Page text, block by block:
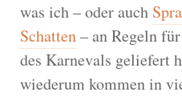
was ich – oder auch
Schatten– an Regeln
des Karnevals geliefert
wiederum kommen in